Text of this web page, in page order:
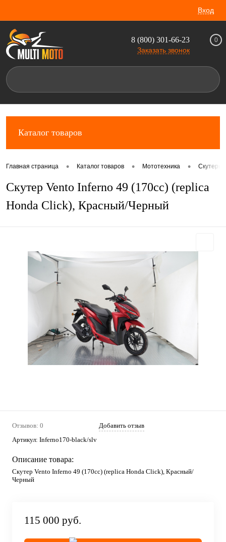
Вход
8 (800) 301-66-23
Заказать звонок
0
Каталог товаров
Главная страница • Каталог товаров • Мототехника • Скутеры
Скутер Vento Inferno 49 (170cc) (replica
Honda Click), Красный/Черный
Отзывов: 0
Добавить отзыв
Артикул: Inferno170-black/slv
Описание товара:
Скутер Vento Inferno 49 (170cc) (replica Honda Click), Красный/
Черный
115 000 руб.